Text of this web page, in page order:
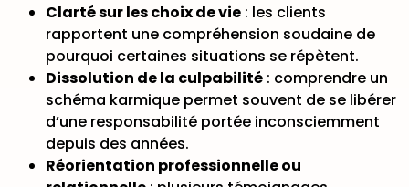
Clarté sur les choix de vie : les clients
rapportent une compréhension soudaine de
pourquoi certaines situations se répètent.
Dissolution de la culpabilité : comprendre un
schéma karmique permet souvent de se libérer
d’une responsabilité portée inconsciemment
depuis des années.
Réorientation professionnelle ou